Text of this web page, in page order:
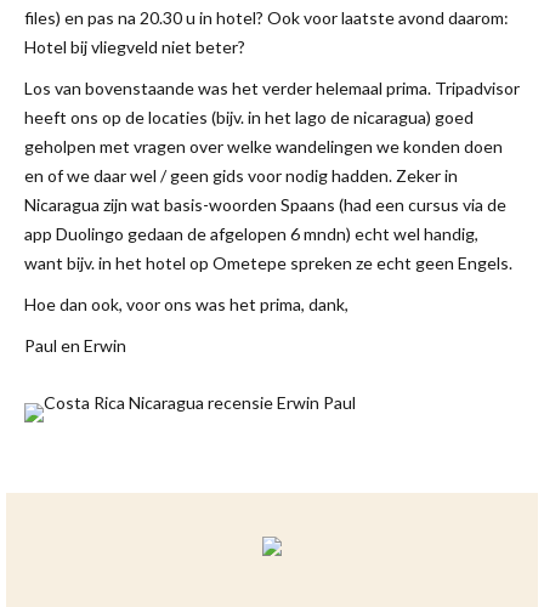
files) en pas na 20.30 u in hotel? Ook voor laatste avond daarom:
Hotel bij vliegveld niet beter?
Los van bovenstaande was het verder helemaal prima. Tripadvisor
heeft ons op de locaties (bijv. in het lago de nicaragua) goed
geholpen met vragen over welke wandelingen we konden doen
en of we daar wel / geen gids voor nodig hadden. Zeker in
Nicaragua zijn wat basis-woorden Spaans (had een cursus via de
app Duolingo gedaan de afgelopen 6 mndn) echt wel handig,
want bijv. in het hotel op Ometepe spreken ze echt geen Engels.
Hoe dan ook, voor ons was het prima, dank,
Paul en Erwin